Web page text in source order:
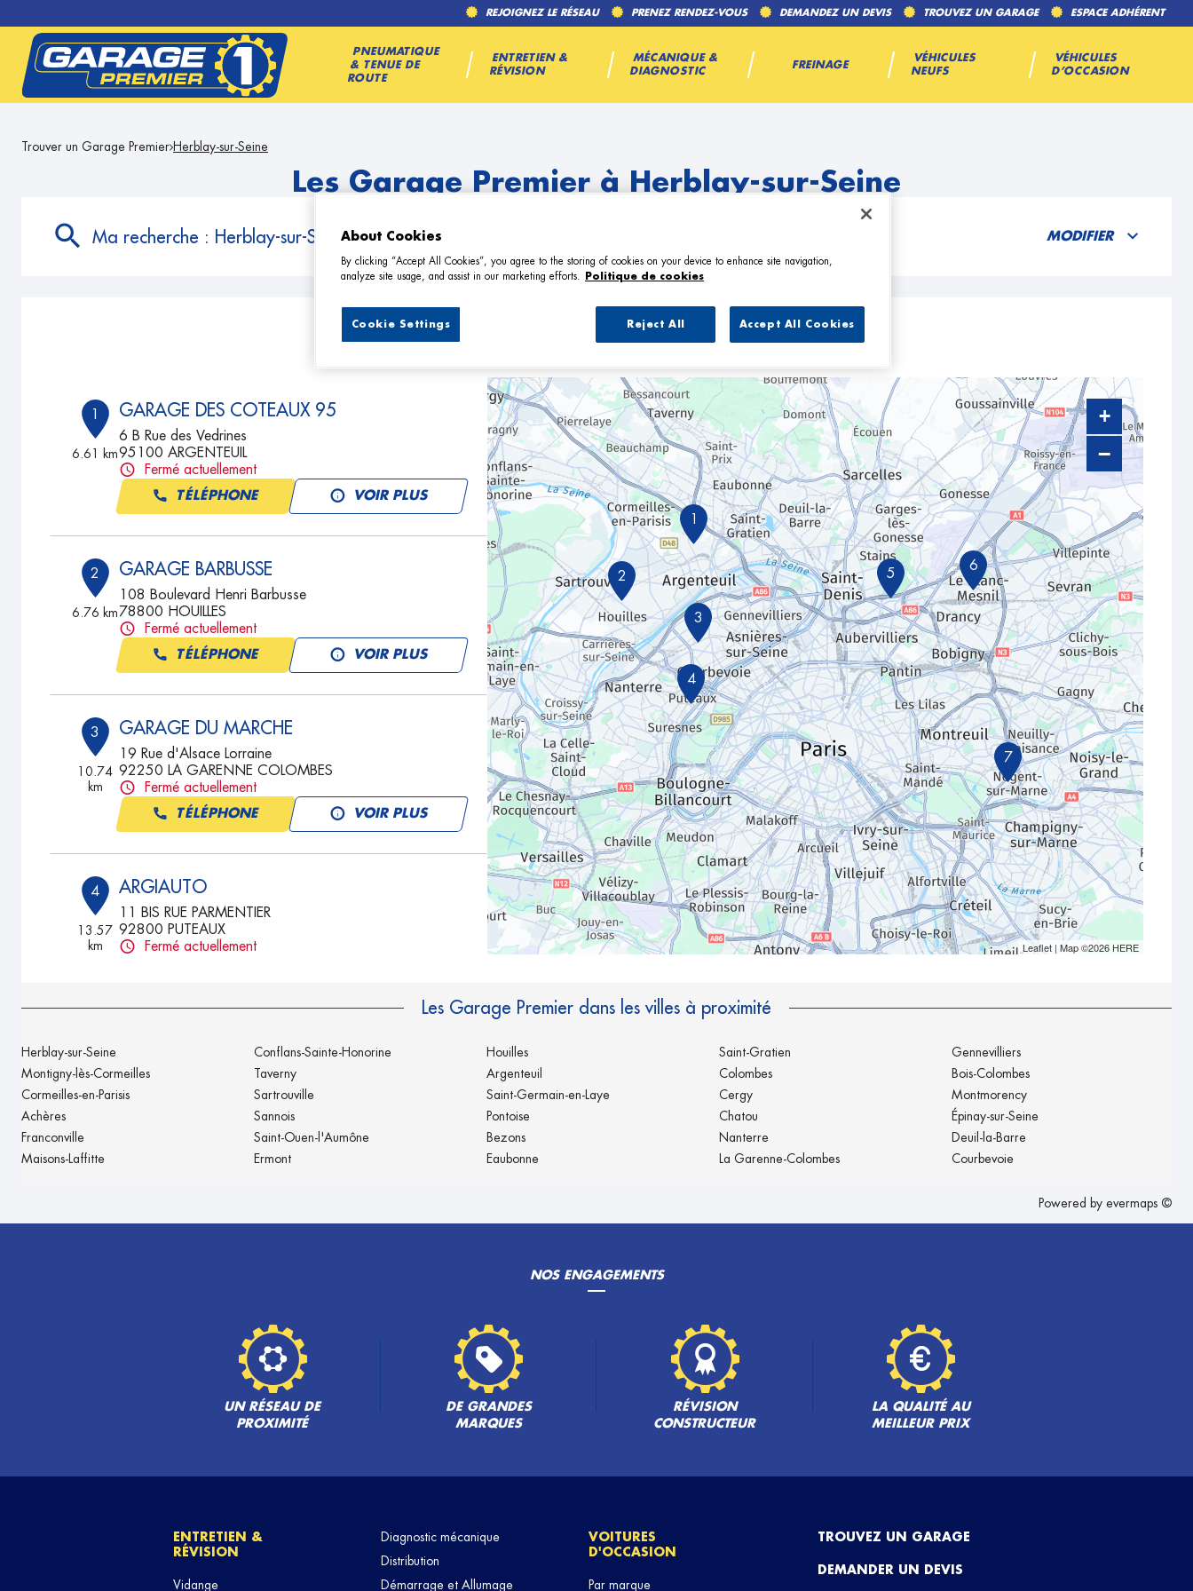
REJOIGNEZ LE RÉSEAU PRENEZ RENDEZ-VOUS DEMANDEZ UN DEVIS TROUVEZ UN GARAGE ESPACE ADHÉRENT
PNEUMATIQUE
& TENUE DE
ROUTE
ENTRETIEN &
RÉVISION
MÉCANIQUE &
DIAGNOSTIC
FREINAGE
VÉHICULES
NEUFS
VÉHICULES
D’OCCASION
Trouver un Garage Premier Herblay-sur-Seine
Les Garage Premier à Herblay-sur-Seine
Ma recherche : Herblay-sur-Seine MODIFIER
7 Garage Premier à Herblay-sur-Seine
1
6.61 km
GARAGE DES COTEAUX 95
6 B Rue des Vedrines
95100 ARGENTEUIL
Fermé actuellement
TÉLÉPHONE VOIR PLUS
2
6.76 km
GARAGE BARBUSSE
108 Boulevard Henri Barbusse
78800 HOUILLES
Fermé actuellement
TÉLÉPHONE VOIR PLUS
3
10.74
km
GARAGE DU MARCHE
19 Rue d'Alsace Lorraine
92250 LA GARENNE COLOMBES
Fermé actuellement
TÉLÉPHONE VOIR PLUS
4
13.57
km
ARGIAUTO
11 BIS RUE PARMENTIER
92800 PUTEAUX
Fermé actuellement
5
18.04
66 - 72 Avenue Henri Barbusse
93120 LACOURNEUVE
TÉLÉPHONE VOIR PLUS
GARAGE DU CENTRE
94130 NOGENT SUR MARNE
Fermé actuellement
7
6
5
2
1
4
3
+
−
Leaflet| Map ©2026 HERE
Les Garage Premier dans les villes à proximité
Herblay-sur-Seine
Montigny-lès-Cormeilles
Cormeilles-en-Parisis
Achères
Franconville
Maisons-Laffitte
Conflans-Sainte-Honorine
Taverny
Sartrouville
Sannois
Saint-Ouen-l'Aumône
Ermont
Houilles
Argenteuil
Saint-Germain-en-Laye
Pontoise
Bezons
Eaubonne
Saint-Gratien
Colombes
Cergy
Chatou
Nanterre
La Garenne-Colombes
Gennevilliers
Bois-Colombes
Montmorency
Épinay-sur-Seine
Deuil-la-Barre
Courbevoie
Powered by evermaps ©
NOS ENGAGEMENTS
UN RÉSEAU DE
PROXIMITÉ
DE GRANDES
MARQUES
RÉVISION
CONSTRUCTEUR
LA QUALITÉ AU
MEILLEUR PRIX
ENTRETIEN &
RÉVISION
Vidange
Diagnostic mécanique
Distribution
Démarrage et Allumage
VOITURES
D'OCCASION
Par marque
TROUVEZ UN GARAGE
DEMANDER UN DEVIS
About Cookies
By clicking “Accept All Cookies”, you agree to the storing of cookies on your device to enhance site navigation,
analyze site usage, and assist in our marketing efforts.
Politique de cookies
Reject All Accept All Cookies
Cookie Settings